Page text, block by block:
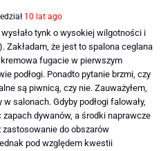
10 lat ago
tynk o wysokiej wilgotności i
Zakładam, że jest to spalona ceglana
kremowa fugacie w pierwszym
podłogi. Ponadto pytanie brzmi, czy
są piwnicą, czy nie. Zauważyłem,
salonach. Gdyby podłogi falowały,
dywanów, a środki naprawcze
zastosowanie do obszarów
pod względem kwestii